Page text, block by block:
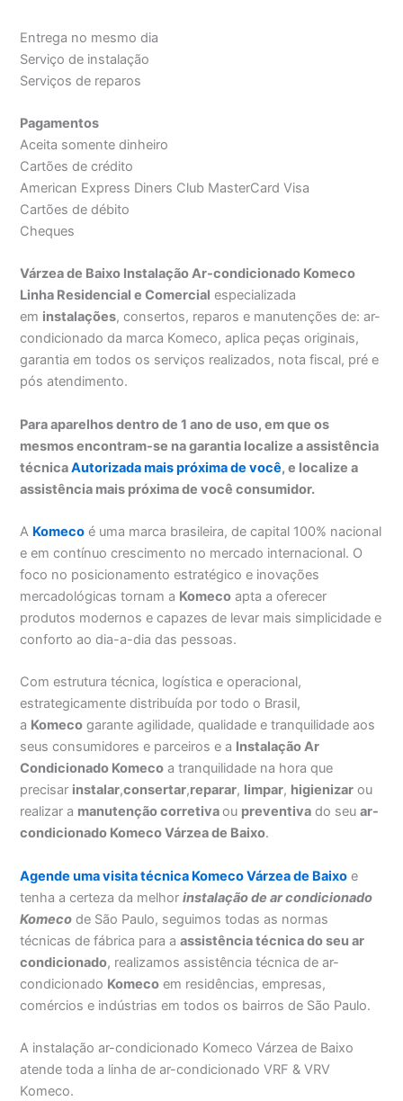
Entrega no mesmo dia
Serviço de instalação
Serviços de reparos
Pagamentos
Aceita somente dinheiro
Cartões de crédito
American Express Diners Club MasterCard Visa
Cartões de débito
Cheques
Várzea de Baixo Instalação Ar-condicionado Komeco
Linha Residencial e Comercial especializada
em instalações, consertos, reparos e manutenções de: ar-
condicionado da marca Komeco, aplica peças originais,
garantia em todos os serviços realizados, nota fiscal, pré e
pós atendimento.
Para aparelhos dentro de 1 ano de uso, em que os
mesmos encontram-se na garantia localize a assistência
técnicaAutorizada mais próxima de você, e localize a
assistência mais próxima de você consumidor.
A Komeco é uma marca brasileira, de capital 100% nacional
e em contínuo crescimento no mercado internacional. O
foco no posicionamento estratégico e inovações
mercadológicas tornam a Komeco apta a oferecer
produtos modernos e capazes de levar mais simplicidade e
conforto ao dia-a-dia das pessoas.
Com estrutura técnica, logística e operacional,
estrategicamente distribuída por todo o Brasil,
a Komeco garante agilidade, qualidade e tranquilidade aos
seus consumidores e parceiros e a Instalação Ar
Condicionado Komeco a tranquilidade na hora que
precisar instalar,consertar,reparar, limpar, higienizar ou
realizar a manutenção corretivaou preventiva do seuar-
condicionado Komeco Várzea de Baixo.
Agende uma visita técnica Komeco Várzea de Baixo e
tenha a certeza da melhorinstalaçãode ar condicionado
Komeco de São Paulo, seguimos todas as normas
técnicas de fábrica para aassistência técnica do seu ar
condicionado, realizamos assistência técnica de ar-
condicionado Komeco em residências, empresas,
comércios e indústrias em todos os bairros de São Paulo.
A instalação ar-condicionado Komeco Várzea de Baixo
atende toda a linha de ar-condicionado VRF & VRV
Komeco.